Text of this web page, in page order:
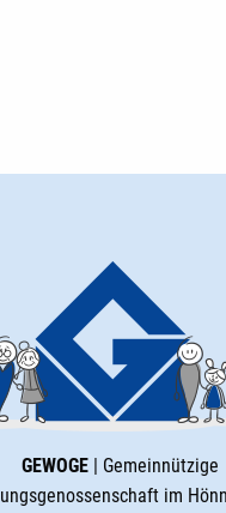
GEWOGE| Gemeinnützige
im